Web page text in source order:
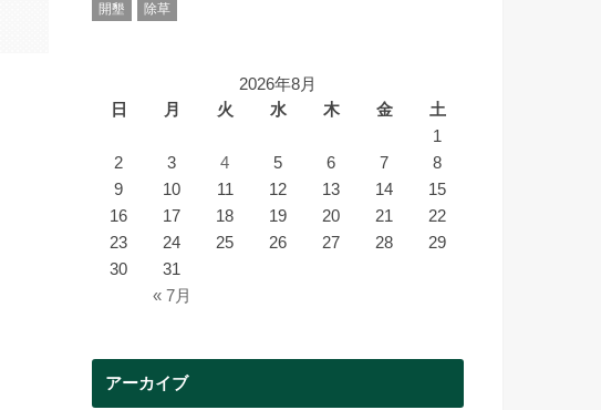
開墾
除草
2026年8月
日
月 火 水 木 金 土
« 7月
1
2
3 4 5 6 7
8
9
10 11 12 13 14
15
16
17 18 19 20 21
22
23
24 25 26 27 28
29
30
31
アーカイブ